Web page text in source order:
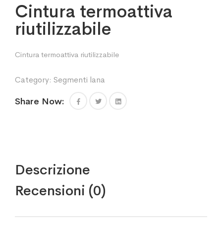
Cintura termoattiva
riutilizzabile
Cintura termoattiva riutilizzabile
Category: Segmenti lana
Share Now:
Descrizione
Recensioni (0)